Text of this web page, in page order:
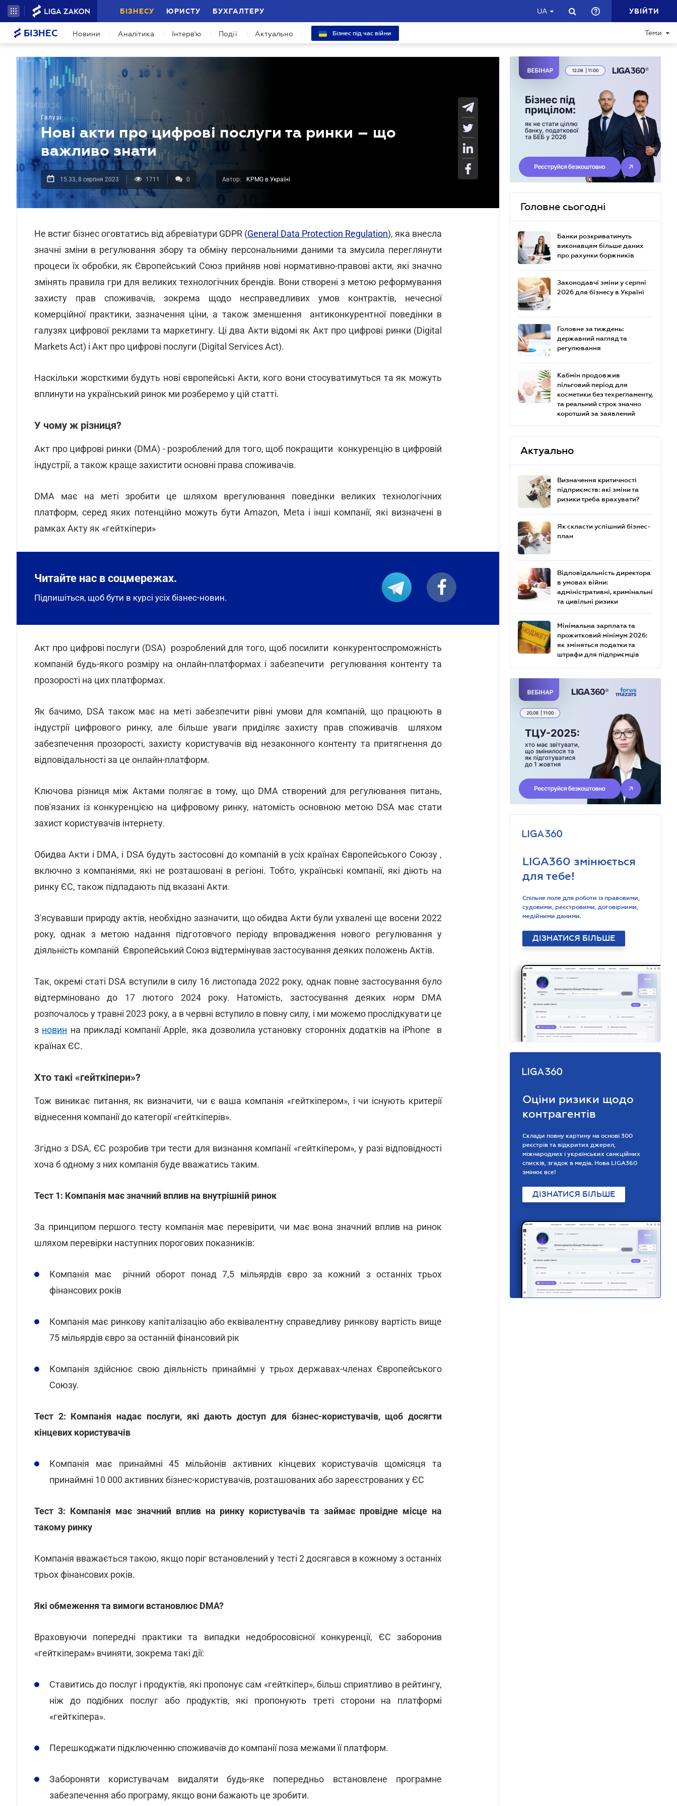
БІЗНЕСУ ЮРИСТУ БУХГАЛТЕРУ UA УВІЙТИ
БІЗНЕС Новини Аналітика Інтерв'ю Події Актуально Бізнес під час війни Теми
Галузі
Нові акти про цифрові послуги та ринки – що
важливо знати
15.33, 8 серпня 2023 1711 0 Автор: KPMG в Україні
Не встиг бізнес оговтатись від абревіатури GDPR (General Data Protection Regulation), яка внесла
значні зміни в регулювання збору та обміну персональними даними та змусила переглянути
процеси їх обробки, як Європейський Союз прийняв нові нормативно-правові акти, які значно
змінять правила гри для великих технологічних брендів. Вони створені з метою реформування
захисту прав споживачів, зокрема щодо несправедливих умов контрактів, нечесної
комерційної практики, зазначення ціни, а також зменшення антиконкурентної поведінки в
галузях цифрової реклами та маркетингу. Ці два Акти відомі як Акт про цифрові ринки (Digital
Markets Act) і Акт про цифрові послуги (Digital Services Act).
Наскільки жорсткими будуть нові європейські Акти, кого вони стосуватимуться та як можуть
вплинути на український ринок ми розберемо у цій статті.
У чому ж різниця?
Акт про цифрові ринки (DMA) - розроблений для того, щоб покращити конкуренцію в цифровій
індустрії, а також краще захистити основні права споживачів.
DMA має на меті зробити це шляхом врегулювання поведінки великих технологічних
платформ, серед яких потенційно можуть бути Amazon, Meta і інші компанії, які визначені в
рамках Акту як «гейткіпери»
Читайте нас в соцмережах.
Підпишіться, щоб бути в курсі усіх бізнес-новин.
Акт про цифрові послуги (DSA) розроблений для того, щоб посилити конкурентоспроможність
компаній будь-якого розміру на онлайн-платформах і забезпечити регулювання контенту та
прозорості на цих платформах.
Як бачимо, DSA також має на меті забезпечити рівні умови для компаній, що працюють в
індустрії цифрового ринку, але більше уваги приділяє захисту прав споживачів шляхом
забезпечення прозорості, захисту користувачів від незаконного контенту та притягнення до
відповідальності за це онлайн-платформ.
Ключова різниця між Актами полягає в тому, що DMA створений для регулювання питань,
пов'язаних із конкуренцією на цифровому ринку, натомість основною метою DSA має стати
захист користувачів інтернету.
Обидва Акти і DMA, і DSA будуть застосовні до компаній в усіх країнах Європейського Союзу ,
включно з компаніями, які не розташовані в регіоні. Тобто, українські компанії, які діють на
ринку ЄС, також підпадають під вказані Акти.
З'ясувавши природу актів, необхідно зазначити, що обидва Акти були ухвалені ще восени 2022
року, однак з метою надання підготовчого періоду впровадження нового регулювання у
діяльність компаній Європейський Союз відтермінував застосування деяких положень Актів.
Так, окремі статі DSA вступили в силу 16 листопада 2022 року, однак повне застосування було
відтерміновано до 17 лютого 2024 року. Натомість, застосування деяких норм DMA
розпочалось у травні 2023 року, а в червні вступило в повну силу, і ми можемо прослідкувати це
з новин на прикладі компанії Apple, яка дозволила установку сторонніх додатків на iPhone в
країнах ЄС.
Хто такі «гейткіпери»?
Тож виникає питання, як визначити, чи є ваша компанія «гейткіпером», і чи існують критерії
віднесення компанії до категорії «гейткіперів».
Згідно з DSA, ЄС розробив три тести для визнання компанії «гейткіпером», у разі відповідності
хоча б одному з них компанія буде вважатись таким.
Тест 1: Компанія має значний вплив на внутрішній ринок
За принципом першого тесту компанія має перевірити, чи має вона значний вплив на ринок
шляхом перевірки наступних порогових показників:
Компанія має річний оборот понад 7,5 мільярдів євро за кожний з останніх трьох
фінансових років
Компанія має ринкову капіталізацію або еквівалентну справедливу ринкову вартість вище
75 мільярдів євро за останній фінансовий рік
Компанія здійснює свою діяльність принаймні у трьох державах-членах Європейського
Союзу.
Тест 2: Компанія надає послуги, які дають доступ для бізнес-користувачів, щоб досягти
кінцевих користувачів
Компанія має принаймні 45 мільйонів активних кінцевих користувачів щомісяця та
принаймні 10 000 активних бізнес-користувачів, розташованих або зареєстрованих у ЄС
Тест 3: Компанія має значний вплив на ринку користувачів та займає провідне місце на
такому ринку
Компанія вважається такою, якщо поріг встановлений у тесті 2 досягався в кожному з останніх
трьох фінансових років.
Які обмеження та вимоги встановлює DMA?
Враховуючи попередні практики та випадки недобросовісної конкуренції, ЄС заборонив
«гейткіперам» вчиняти, зокрема такі дії:
Ставитись до послуг і продуктів, які пропонує сам «гейткіпер», більш сприятливо в рейтингу,
ніж до подібних послуг або продуктів, які пропонують треті сторони на платформі
«гейткіпера».
Перешкоджати підключенню споживачів до компанії поза межами її платформ.
Забороняти користувачам видаляти будь-яке попередньо встановлене програмне
забезпечення або програму, якщо вони бажають це зробити.
Головне сьогодні
Банки розкриватимуть
виконавцям більше даних
про рахунки боржників
Законодавчі зміни у серпні
2026 для бізнесу в Україні
Головне за тиждень:
державний нагляд та
регулювання
Кабмін продовжив
пільговий період для
косметики без техрегламенту,
та реальний строк значно
коротший за заявлений
Актуально
Визначення критичності
підприємств: які зміни та
ризики треба врахувати?
Як скласти успішний бізнес-
план
Відповідальність директора
в умовах війни:
адміністративні, кримінальні
та цивільні ризики
Мінімальна зарплата та
прожитковий мінімум 2026:
як зміняться податки та
штрафи для підприємців
LIGA360 змінюється
для тебе!
Спільне поле для роботи із правовими,
судовими, реєстровими, договірними,
медійними даними.
ДІЗНАТИСЯ БІЛЬШЕ
Оціни ризики щодо
контрагентів
Склади повну картину на основі 300
реєстрів та відкритих джерел,
міжнародних і українських санкційних
списків, згадок в медіа. Нова LIGA360
змінює все!
ДІЗНАТИСЯ БІЛЬШЕ